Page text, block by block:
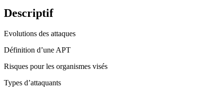
Descriptif
Evolutions des attaques
Définition d’une APT
Risques pour les organismes visés
Types d’attaquants